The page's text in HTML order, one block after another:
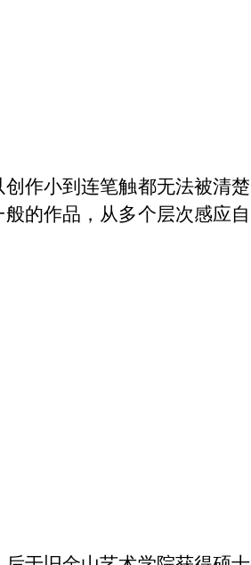
作小到连笔触都无法被清楚
的作品，从多个层次感应自